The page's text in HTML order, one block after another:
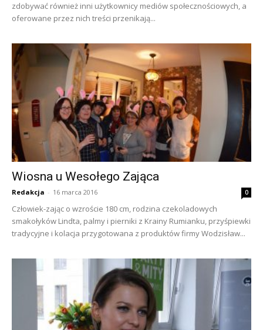
zdobywać również inni użytkownicy mediów społecznościowych, a
oferowane przez nich treści przenikają...
Wiosna u Wesołego Zająca
Redakcja - 16 marca 2016 0
Człowiek-zając o wzroście 180 cm, rodzina czekoladowych
smakołyków Lindta, palmy i pierniki z Krainy Rumianku, przyśpiewki
tradycyjne i kolacja przygotowana z produktów firmy Wodzisław...